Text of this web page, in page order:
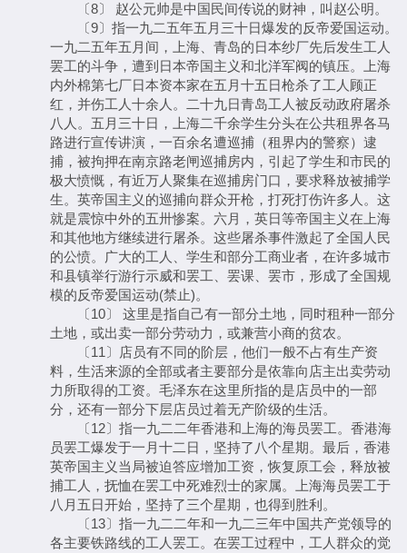
〔8〕 赵公元帅是中国民间传说的财神，叫赵公明。
〔9〕指一九二五年五月三十日爆发的反帝爱国运动。
一九二五年五月间，上海、青岛的日本纱厂先后发生工人
罢工的斗争，遭到日本帝国主义和北洋军阀的镇压。上海
内外棉第七厂日本资本家在五月十五日枪杀了工人顾正
红，并伤工人十余人。二十九日青岛工人被反动政府屠杀
八人。五月三十日，上海二千余学生分头在公共租界各马
路进行宣传讲演，一百余名遭巡捕（租界内的警察）逮
捕，被拘押在南京路老闸巡捕房内，引起了学生和市民的
极大愤慨，有近万人聚集在巡捕房门口，要求释放被捕学
生。英帝国主义的巡捕向群众开枪，打死打伤许多人。这
就是震惊中外的五卅惨案。六月，英日等帝国主义在上海
和其他地方继续进行屠杀。这些屠杀事件激起了全国人民
的公愤。广大的工人、学生和部分工商业者，在许多城市
和县镇举行游行示威和罢工、罢课、罢市，形成了全国规
模的反帝爱国运动(禁止)。
〔10〕 这里是指自己有一部分土地，同时租种一部分
土地，或出卖一部分劳动力，或兼营小商的贫农。
〔11〕店员有不同的阶层，他们一般不占有生产资
料，生活来源的全部或者主要部分是依靠向店主出卖劳动
力所取得的工资。毛泽东在这里所指的是店员中的一部
分，还有一部分下层店员过着无产阶级的生活。
〔12〕指一九二二年香港和上海的海员罢工。香港海
员罢工爆发于一月十二日，坚持了八个星期。最后，香港
英帝国主义当局被迫答应增加工资，恢复原工会，释放被
捕工人，抚恤在罢工中死难烈士的家属。上海海员罢工于
八月五日开始，坚持了三个星期，也得到胜利。
〔13〕指一九二二年和一九二三年中国共产党领导的
各主要铁路线的工人罢工。在罢工过程中，工人群众的觉